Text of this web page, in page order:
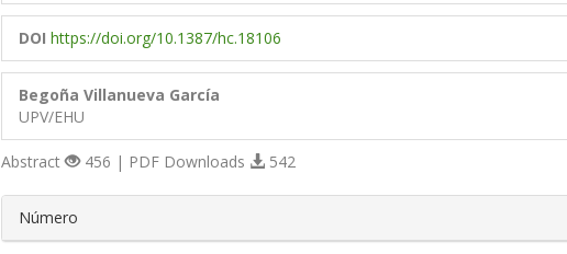
DOI https://doi.org/10.1387/hc.18106
Begoña Villanueva García
UPV/EHU
Abstract 456 | PDF Downloads 542
##plugins.themes.bootstrap3.article.details##
Número